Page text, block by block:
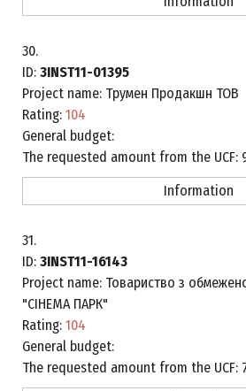
30.
ID: 3INST11-01395
Project name: Трумен Продакшн ТОВ
Rating: 104
General budget:
The requested amount from the UCF:
Information
31.
ID: 3INST11-16143
Project name: Товариство з
"СІНЕМА ПАРК"
Rating: 104
General budget:
The requested amount from the UCF: